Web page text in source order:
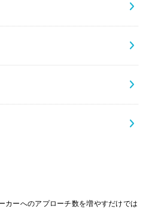
カーへのアプローチ数を増やすだけでは